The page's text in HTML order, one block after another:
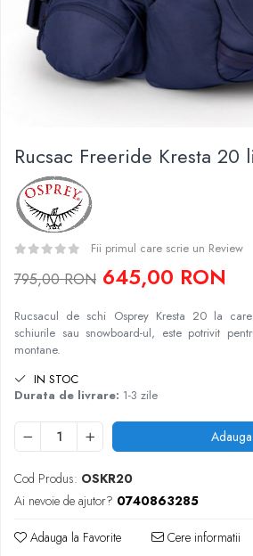
Slackline
Accesorii
Lopeti de zapada / avalansa
Caciuli
Jachete
Sosete
Bandane
Jachete copii
Caciuli
Pantaloni copii
Sosete
Imbracaminte de corp
Rucsac Freeride Kresta 20
Fii primul care scrie un Review
795,00 RON 645,00 RON
Rucsacul de schi Osprey Kresta 20 la
schiurile sau snowboard-ul, este potrivit
montane.
IN STOC
Durata de livrare: 1-3 zile
Cod Produs: OSKR20
Ai nevoie de ajutor? 0740863285
Adauga la Favorite Cere informatii